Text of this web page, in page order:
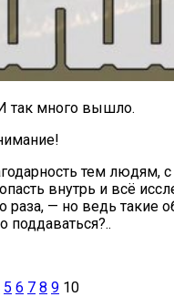
так много вышло.
тем людям,
внутрь и всё
раза, — но ведь такие
поддаваться?..
5 6 7 8 9 10